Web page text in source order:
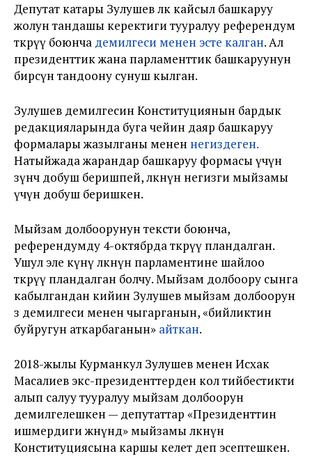
Депутат катары Зулушев өлкө кайсыл башкаруу
жолун тандашы керектиги тууралуу референдум
өткөрүү боюнча демилгеси менен эсте калган. Ал
президенттик жана парламенттик башкаруунун
бирөөсүн тандоону сунуш кылган.
Зулушев демилгесин Конституциянын бардык
редакцияларында буга чейин даяр башкаруу
формалары жазылганы менен негиздеген.
Натыйжада жарандар башкаруу формасы үчүн
өзүнчө добуш беришпей, өлкөнүн негизги мыйзамы
үчүн добуш беришкен.
Мыйзам долбоорунун тексти боюнча,
референдумду 4-октябрда өткөрүү пландалган.
Ушул эле күнү өлкөнүн парламентине шайлоо
өткөрүү пландалган болчу. Мыйзам долбоору сынга
кабылгандан кийин Зулушев мыйзам долбоорун
өз демилгеси менен чыгарганын, «бийликтин
буйругун аткарбаганын» айткан.
2018-жылы Курманкул Зулушев менен Исхак
Масалиев экс-президенттерден кол тийбестикти
алып салуу тууралуу мыйзам долбоорун
демилгелешкен — депутаттар «Президенттин
ишмердиги жөнүндө» мыйзамы өлкөнүн
Конституциясына каршы келет деп эсептешкен.